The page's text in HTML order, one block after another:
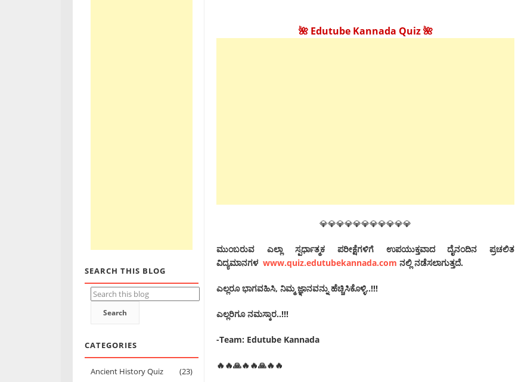
SEARCH THIS BLOG
CATEGORIES
Ancient History Quiz
(23)
🌺 Edutube Kannada Quiz 🌺
💎💎💎💎💎💎💎💎💎💎💎
ಮುಂಬರುವ ಎಲ್ಲಾ ಸ್ಪರ್ಧಾತ್ಮಕ ಪರೀಕ್ಷೆಗಳಿಗೆ ಉಪಯುಕ್ತವಾದ ದೈನಂದಿನ ಪ್ರಚಲಿತ
ವಿದ್ಯಮಾನಗಳ www.quiz.edutubekannada.com ನಲ್ಲಿ ನಡೆಸಲಾಗುತ್ತದೆ‌.
ಎಲ್ಲರೂ ಭಾಗವಹಿಸಿ, ನಿಮ್ಮ ಜ್ಞಾನವನ್ನು ಹೆಚ್ಚಿಸಿಕೊಳ್ಳಿ..!!!
ಎಲ್ಲರಿಗೂ ನಮಸ್ಕಾರ..!!!
-Team: Edutube Kannada
🔥🔥🙏🔥🔥🙏🔥🔥